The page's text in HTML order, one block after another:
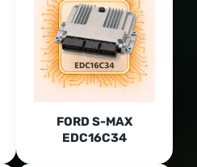
FORD S-MAX
EDC16C34